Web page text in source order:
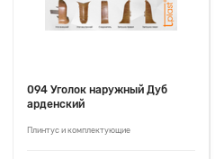
094 Уголок наружный Дуб
арденский
Плинтус и комплектующие